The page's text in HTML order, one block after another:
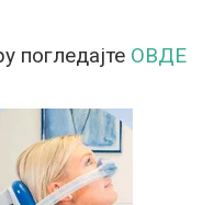
погледајте ОВДЕ